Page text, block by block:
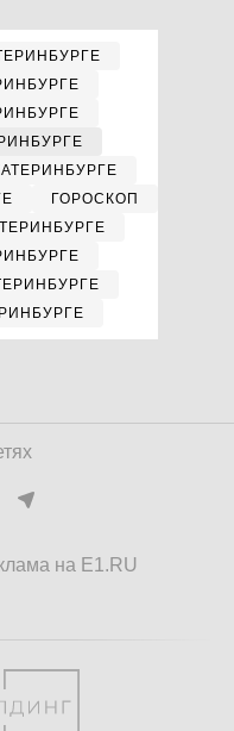
ГОРОСКОП
на E1.RU